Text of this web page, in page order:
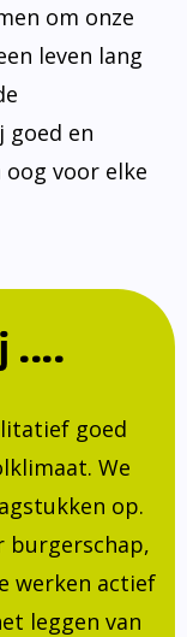
om onze
leven lang
goed en
voor elke
....
goed
We
op.
burgerschap,
werken actief
leggen van